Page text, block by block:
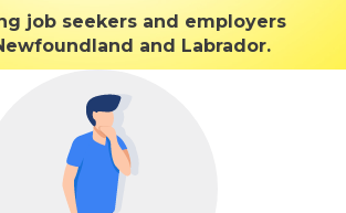
job seekers and employers
and Labrador.